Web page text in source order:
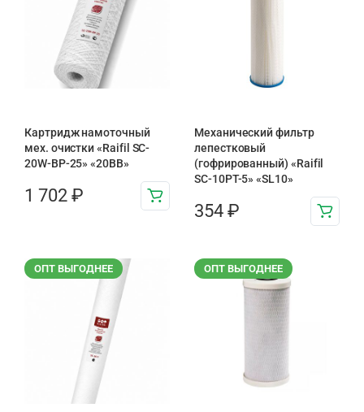
Картридж намоточный
мех. очистки «Raifil SC-
20W-BP-25» «20BB»
1 702 ₽
Механический фильтр
лепестковый
(гофрированный) «Raifil
SC-10PT-5» «SL10»
354 ₽
ОПТ ВЫГОДНЕЕ ОПТ ВЫГОДНЕЕ